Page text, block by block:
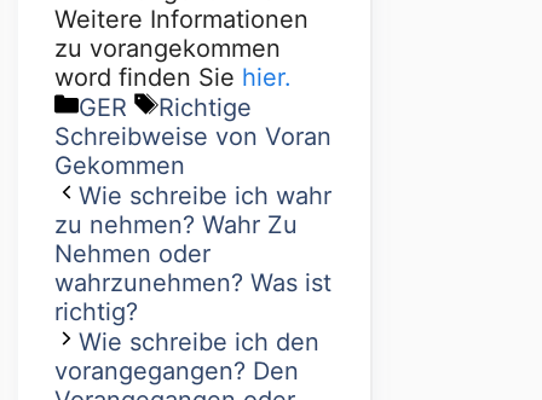
Weitere Informationen
zu vorangekommen
word finden Sie hier.
GER
Richtige
Schreibweise von Voran
Gekommen
Wie schreibe ich wahr
zu nehmen? Wahr Zu
Nehmen oder
wahrzunehmen? Was ist
richtig?
Wie schreibe ich den
vorangegangen? Den